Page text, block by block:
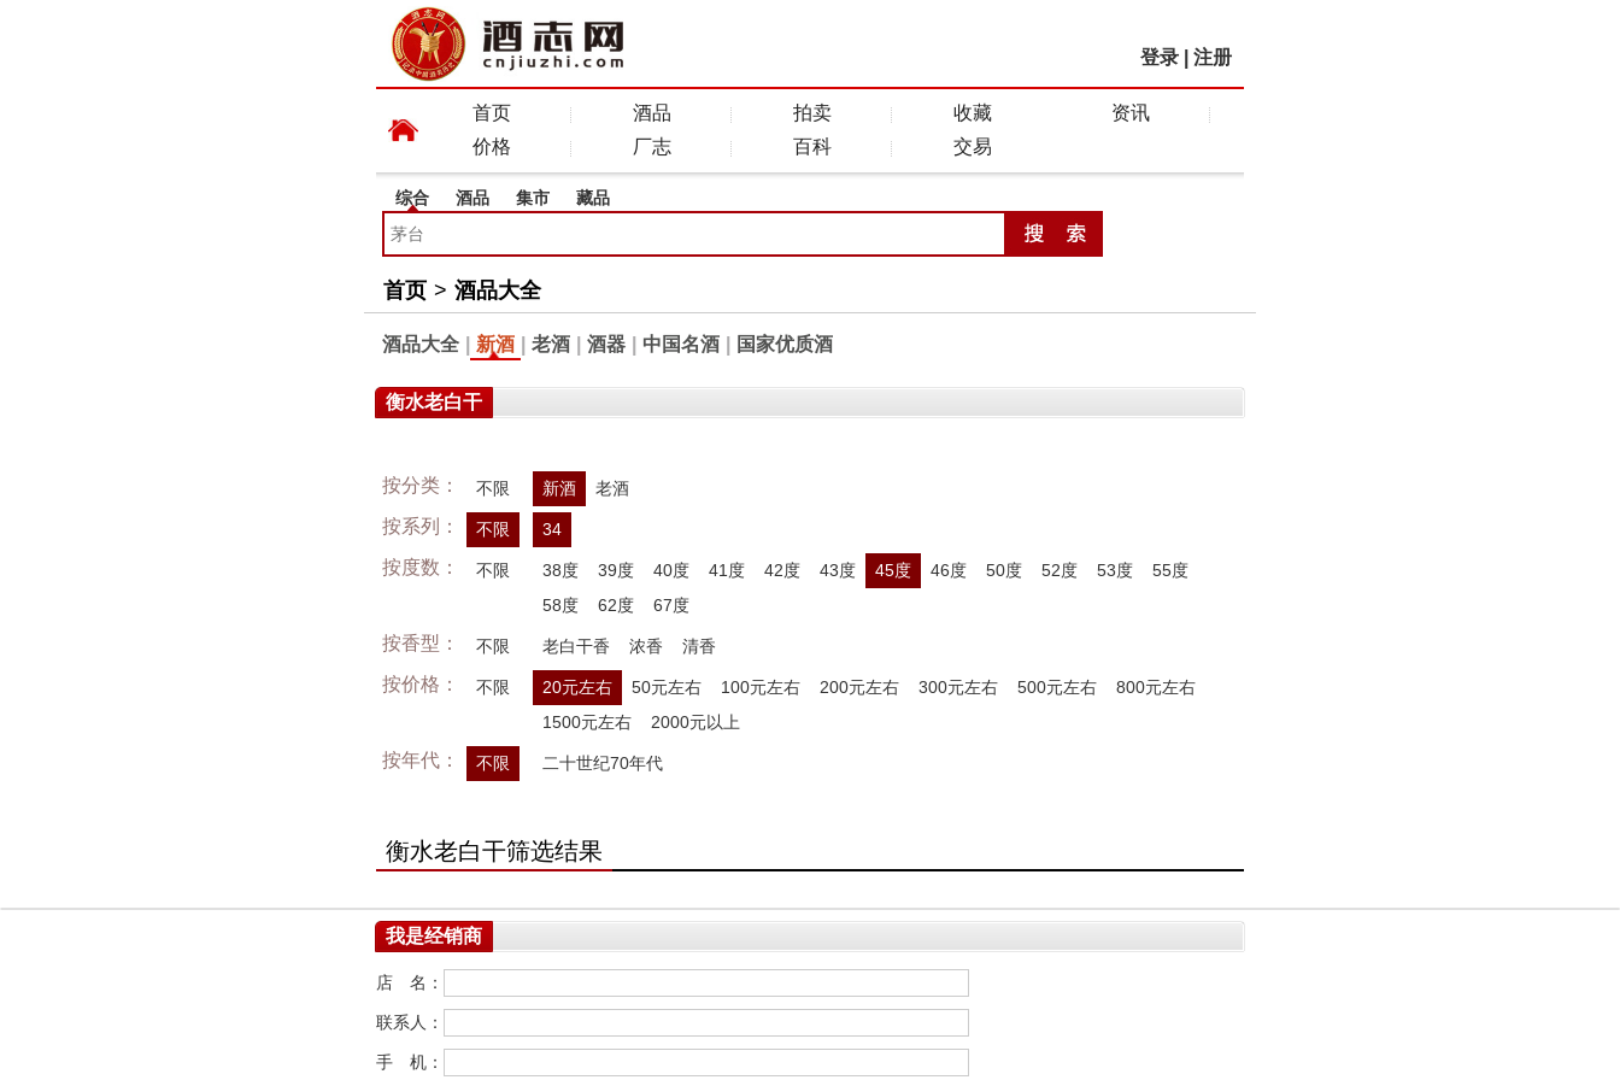
登录 注册
首页 酒品 拍卖 收藏
资讯
价格
厂志 百科 交易
综合 酒品 集市 藏品
首页 > 酒品大全
酒品大全 新酒 老酒 酒器 中国名酒 国家优质酒
衡水老白干
按分类： 不限 新酒 老酒
按系列： 不限 34
按度数： 不限 38度 39度 40度 41度 42度 43度 45度 46度 50度 52度 53度
55度
58度
62度 67度
按香型： 不限 老白干香 浓香 清香
按价格： 不限 20元左右 50元左右 100元左右 200元左右 300元左右 500元左右
800元左右
1500元左右
2000元以上
按年代： 不限 二十世纪70年代
衡水老白干筛选结果
我是经销商
店 名：
联系人：
手 机：